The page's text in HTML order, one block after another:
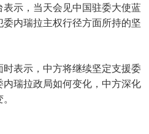
示，当天会见中国驻委大使蓝
内瑞拉主权行径方面所持的坚
表示，中方将继续坚定支援委
瑞拉政局如何变化，中方深化